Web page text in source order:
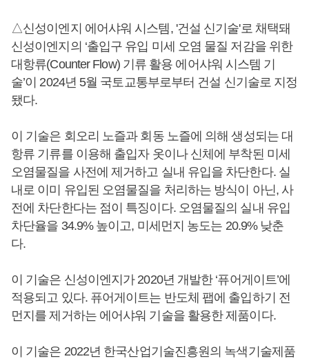
△신성이엔지 에어샤워 시스템, '건설 신기술'로 채택돼
신성이엔지의 ‘출입구 유입 미세 오염 물질 저감을 위한
대항류(Counter Flow) 기류 활용 에어샤워 시스템 기
술’이 2024년 5월 국토교통부로부터 건설 신기술로 지정
됐다.
이 기술은 회오리 노즐과 회동 노즐에 의해 생성되는 대
항류 기류를 이용해 출입자 옷이나 신체에 부착된 미세
오염물질을 사전에 제거하고 실내 유입을 차단한다. 실
내로 이미 유입된 오염물질을 처리하는 방식이 아닌, 사
전에 차단한다는 점이 특징이다. 오염물질의 실내 유입
차단율을 34.9% 높이고, 미세먼지 농도는 20.9% 낮춘
다.
이 기술은 신성이엔지가 2020년 개발한 ‘퓨어게이트’에
적용되고 있다. 퓨어게이트는 반도체 팹에 출입하기 전
먼지를 제거하는 에어샤워 기술을 활용한 제품이다.
이 기술은 2022년 한국산업기술진흥원의 녹색기술제품